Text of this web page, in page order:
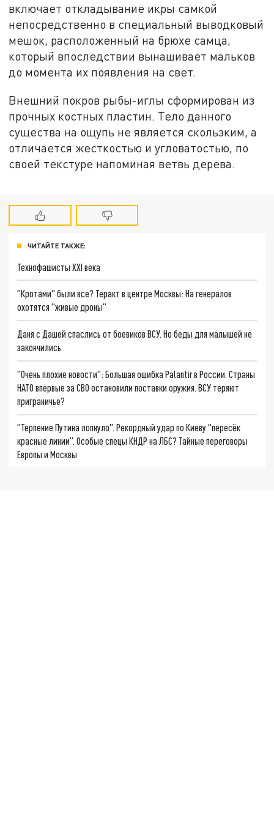
включает откладывание икры самкой
непосредственно в специальный выводковый
мешок, расположенный на брюхе самца,
который впоследствии вынашивает мальков
до момента их появления на свет.
Внешний покров рыбы-иглы сформирован из
прочных костных пластин. Тело данного
существа на ощупь не является скользким, а
отличается жесткостью и угловатостью, по
своей текстуре напоминая ветвь дерева.
ЧИТАЙТЕ ТАКЖЕ:
Технофашисты XXI века
"Кротами" были все? Теракт в центре Москвы: На генералов
охотятся "живые дроны"
Даня с Дашей спаслись от боевиков ВСУ. Но беды для малышей не
закончились
"Очень плохие новости": Большая ошибка Palantir в России. Страны
НАТО впервые за СВО остановили поставки оружия. ВСУ теряют
приграничье?
"Терпение Путина лопнуло". Рекордный удар по Киеву "пересёк
красные линии". Особые спецы КНДР на ЛБС? Тайные переговоры
Европы и Москвы